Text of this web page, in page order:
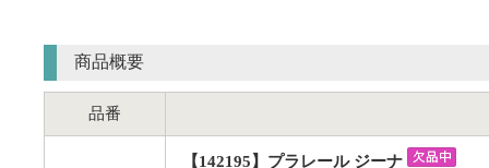
商品概要
品番
【142195】プラレール ジーナ